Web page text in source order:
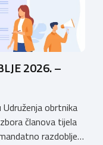
2026. –
obrtnika
članova tijela
razdoblje